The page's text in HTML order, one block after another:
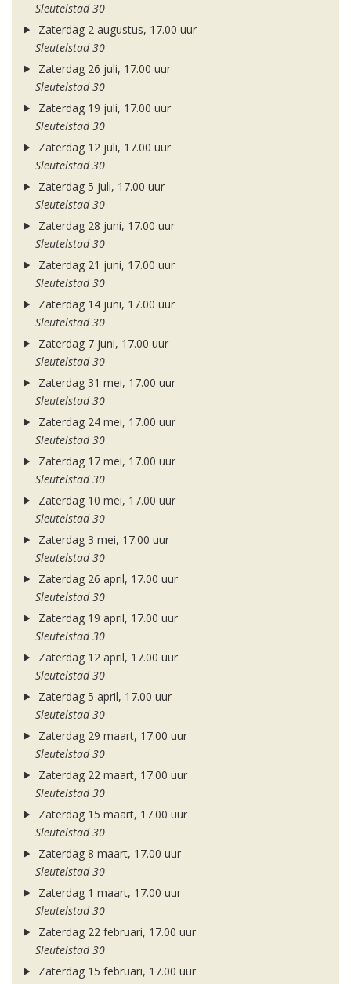
Sleutelstad 30
Zaterdag 2 augustus, 17.00 uur
Sleutelstad 30
Zaterdag 26 juli, 17.00 uur
Sleutelstad 30
Zaterdag 19 juli, 17.00 uur
Sleutelstad 30
Zaterdag 12 juli, 17.00 uur
Sleutelstad 30
Zaterdag 5 juli, 17.00 uur
Sleutelstad 30
Zaterdag 28 juni, 17.00 uur
Sleutelstad 30
Zaterdag 21 juni, 17.00 uur
Sleutelstad 30
Zaterdag 14 juni, 17.00 uur
Sleutelstad 30
Zaterdag 7 juni, 17.00 uur
Sleutelstad 30
Zaterdag 31 mei, 17.00 uur
Sleutelstad 30
Zaterdag 24 mei, 17.00 uur
Sleutelstad 30
Zaterdag 17 mei, 17.00 uur
Sleutelstad 30
Zaterdag 10 mei, 17.00 uur
Sleutelstad 30
Zaterdag 3 mei, 17.00 uur
Sleutelstad 30
Zaterdag 26 april, 17.00 uur
Sleutelstad 30
Zaterdag 19 april, 17.00 uur
Sleutelstad 30
Zaterdag 12 april, 17.00 uur
Sleutelstad 30
Zaterdag 5 april, 17.00 uur
Sleutelstad 30
Zaterdag 29 maart, 17.00 uur
Sleutelstad 30
Zaterdag 22 maart, 17.00 uur
Sleutelstad 30
Zaterdag 15 maart, 17.00 uur
Sleutelstad 30
Zaterdag 8 maart, 17.00 uur
Sleutelstad 30
Zaterdag 1 maart, 17.00 uur
Sleutelstad 30
Zaterdag 22 februari, 17.00 uur
Sleutelstad 30
Zaterdag 15 februari, 17.00 uur